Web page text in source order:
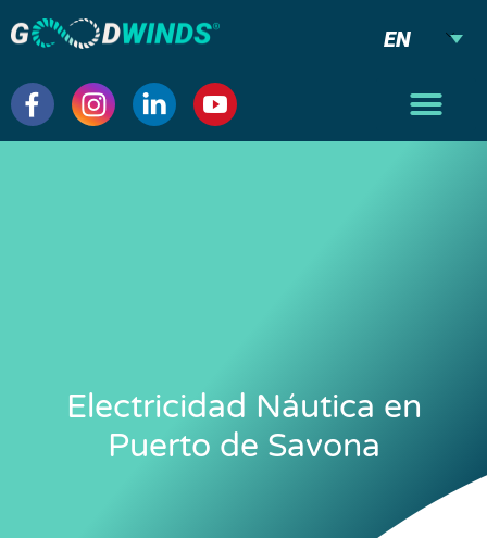
EN
Electricidad Náutica en
Puerto de Savona